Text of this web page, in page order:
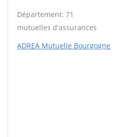
Département: 71
mutuelles d'assurances
ADREA Mutuelle Bourgogne